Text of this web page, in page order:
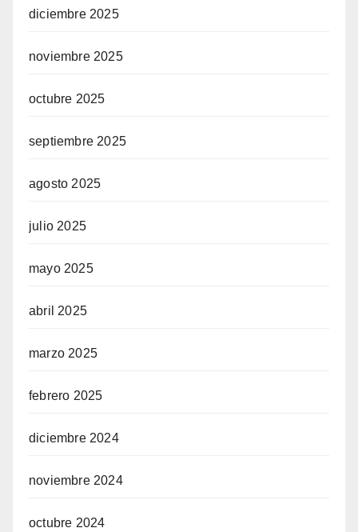
diciembre 2025
noviembre 2025
octubre 2025
septiembre 2025
agosto 2025
julio 2025
mayo 2025
abril 2025
marzo 2025
febrero 2025
diciembre 2024
noviembre 2024
octubre 2024